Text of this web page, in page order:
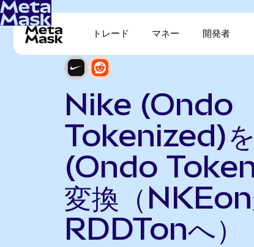
トレード マネー 開発者
Nike (Ondo
Tokenized)
(Ondo
変換（NKEon
RDDTonへ）